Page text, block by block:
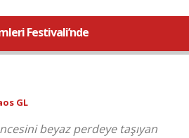
Festivali’nde
GL
beyaz perdeye taşıyan